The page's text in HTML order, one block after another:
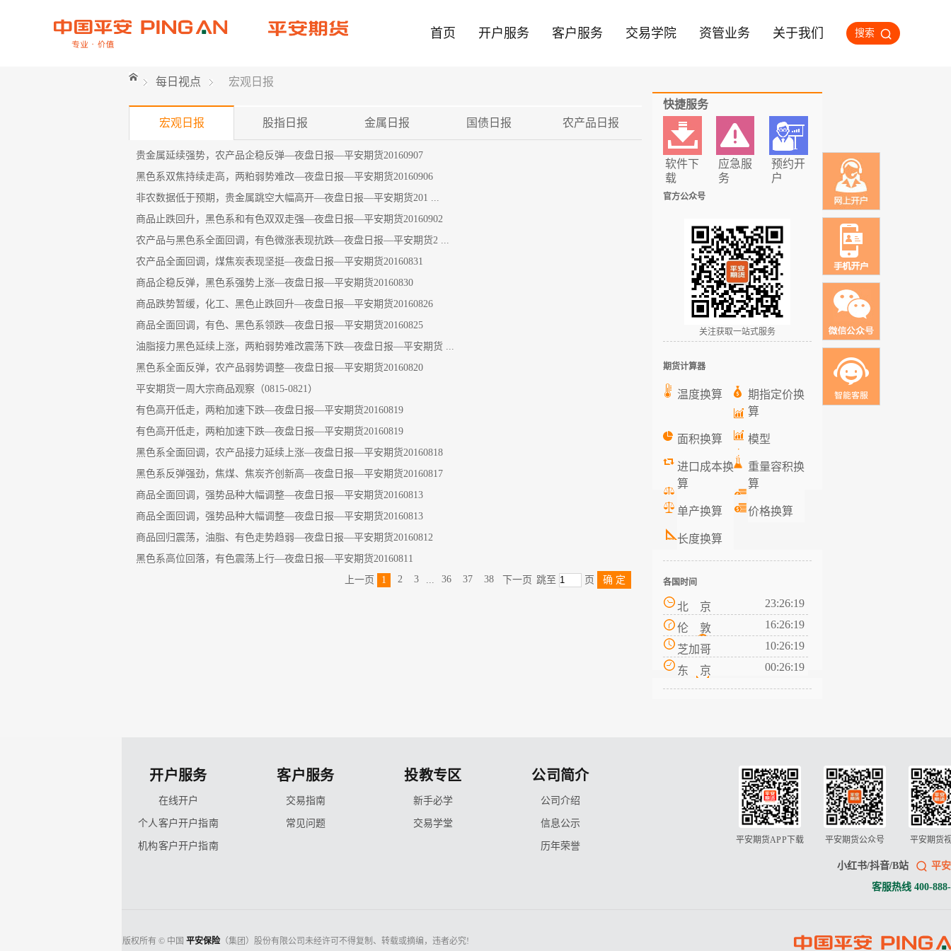
首页 开户服务 客户服务 交易学院 资管业务 关于我们 搜索
每日视点 宏观日报
宏观日报 股指日报 金属日报 国债日报 农产品日报
贵金属延续强势，农产品企稳反弹—夜盘日报—平安期货20160907
黑色系双焦持续走高，两粕弱势难改—夜盘日报—平安期货20160906
非农数据低于预期，贵金属跳空大幅高开—夜盘日报—平安期货201 ...
商品止跌回升，黑色系和有色双双走强—夜盘日报—平安期货20160902
农产品与黑色系全面回调，有色微涨表现抗跌—夜盘日报—平安期货2 ...
农产品全面回调，煤焦炭表现坚挺—夜盘日报—平安期货20160831
商品企稳反弹，黑色系强势上涨—夜盘日报—平安期货20160830
商品跌势暂缓，化工、黑色止跌回升—夜盘日报—平安期货20160826
商品全面回调，有色、黑色系领跌—夜盘日报—平安期货20160825
油脂接力黑色延续上涨，两粕弱势难改震荡下跌—夜盘日报—平安期货 ...
黑色系全面反弹，农产品弱势调整—夜盘日报—平安期货20160820
平安期货一周大宗商品观察（0815-0821）
有色高开低走，两粕加速下跌—夜盘日报—平安期货20160819
有色高开低走，两粕加速下跌—夜盘日报—平安期货20160819
黑色系全面回调，农产品接力延续上涨—夜盘日报—平安期货20160818
黑色系反弹强劲，焦煤、焦炭齐创新高—夜盘日报—平安期货20160817
商品全面回调，强势品种大幅调整—夜盘日报—平安期货20160813
商品全面回调，强势品种大幅调整—夜盘日报—平安期货20160813
商品回归震荡，油脂、有色走势趋弱—夜盘日报—平安期货20160812
黑色系高位回落，有色震荡上行—夜盘日报—平安期货20160811
确 定
页
跳至
下一页
38
37
36
...
3
2
1
上一页
快捷服务
软件下
载
应急服
务
预约开
户
官方公众号
关注获取一站式服务
期货计算器
温度换算
期指定价换
算
面积换算 模型
进口成本换
算
重量容积换
算
单产换算 价格换算
长度换算
各国时间
北 京 23:26:20
伦 敦 16:26:20
芝加哥 10:26:20
东 京 00:26:20
开户服务
在线开户
个人客户开户指南
机构客户开户指南
客户服务
交易指南
常见问题
投教专区
新手必学
交易学堂
公司简介
公司介绍
信息公示
历年荣誉
平安期货APP下载 平安期货公众号 平安期货
小红书/抖音/B站
平
客服热线 400-
版权所有 © 中国 平安保险 （集团）股份有限公司未经许可不得复制、转载或摘编，违者必究!